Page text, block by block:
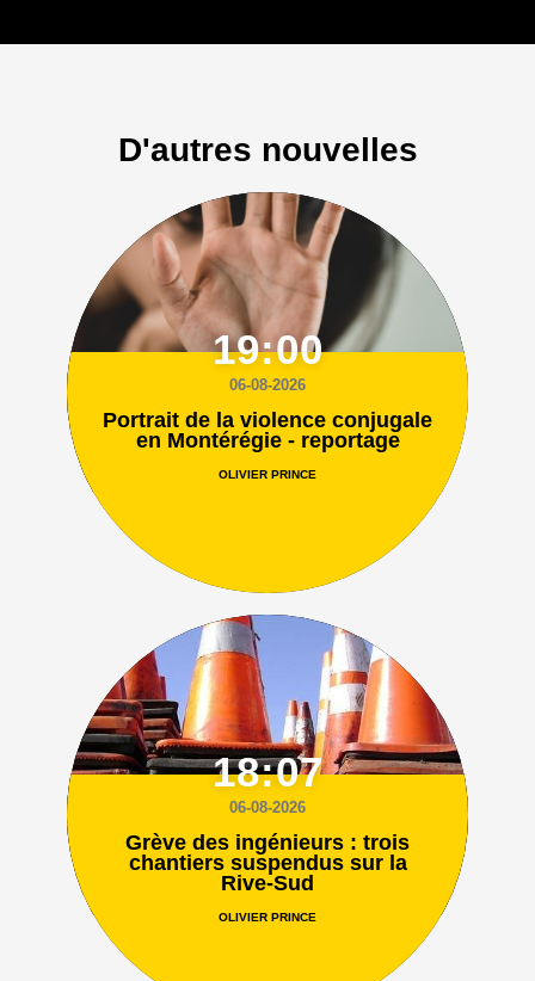
D'autres nouvelles
19:00
06-08-2026
Portrait de la violence conjugale
en Montérégie - reportage
OLIVIER PRINCE
18:07
06-08-2026
Grève des ingénieurs : trois
chantiers suspendus sur la
Rive-Sud
OLIVIER PRINCE